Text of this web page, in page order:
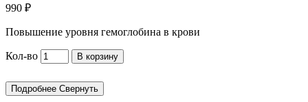
990 ₽
Повышение уровня гемоглобина в крови
Кол-во В корзину
Подробнее Свернуть